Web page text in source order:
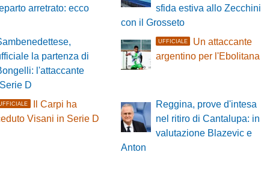
arretrato: ecco
sfida estiva allo Zecchini
con il Grosseto
la partenza di
l'attaccante
D
UFFICIALE
Un attaccante
argentino per l'Ebolitana
Il Carpi ha
Visani in Serie D
Reggina, prove d'intesa
nel ritiro di Cantalupa: in
valutazione Blazevic e
Anton